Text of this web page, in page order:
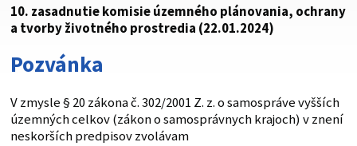
10. zasadnutie komisie územného plánovania, ochrany
a tvorby životného prostredia (22.01.2024)
Pozvánka
V zmysle § 20 zákona č. 302/2001 Z. z. o samospráve vyšších
územných celkov (zákon o samosprávnych krajoch) v znení
neskorších predpisov zvolávam